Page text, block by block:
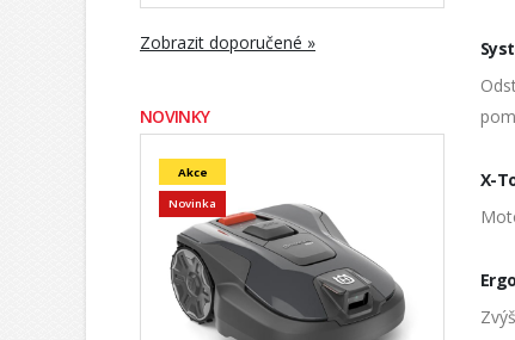
Zobrazit doporučené »
NOVINKY
Akce
Novinka
X-